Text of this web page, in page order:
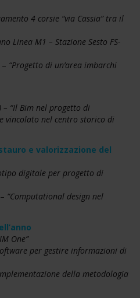
4 corsie “via Cassia” tra il
Linea M1 – Stazione Sesto FS-
“Progetto di un’area imbarchi
– “Il Bim nel progetto di
vincolato nel centro storico di
e valorizzazione del
digitale per progetto di
“Computational design nel
One”
per gestire informazioni di
della metodologia